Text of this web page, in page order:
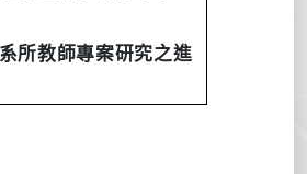
所教師專案研究之進